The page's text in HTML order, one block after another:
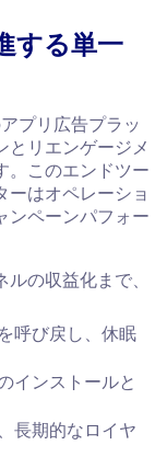
する単一
プリ広告プラッ
とリエンゲージメ
。このエンドツー
ーはオペレーショ
ンペーンパフォー
の収益化まで、
呼び戻し、休眠
インストールと
長期的なロイヤ